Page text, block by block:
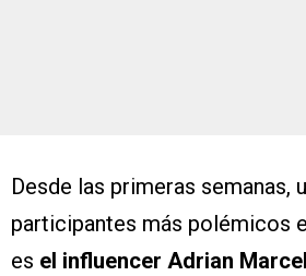
Desde las primeras semanas,
participantes más polémicos
es el influencer Adrian